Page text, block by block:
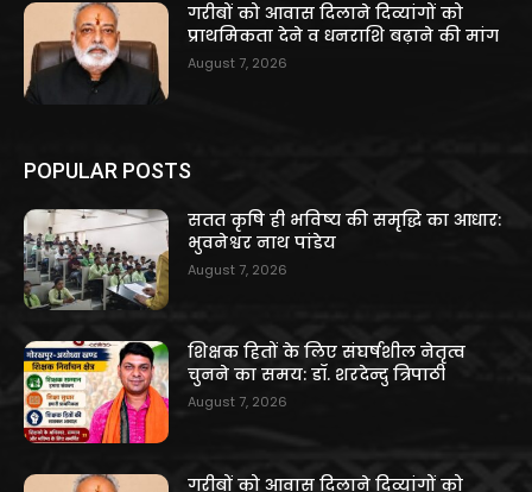
गरीबों को आवास दिलाने दिव्यांगों को
प्राथमिकता देने व धनराशि बढ़ाने की मांग
August 7, 2026
POPULAR POSTS
सतत कृषि ही भविष्य की समृद्धि का आधार:
भुवनेश्वर नाथ पांडेय
August 7, 2026
शिक्षक हितों के लिए संघर्षशील नेतृत्व
चुनने का समय: डॉ. शरदेन्दु त्रिपाठी
August 7, 2026
गरीबों को आवास दिलाने दिव्यांगों को